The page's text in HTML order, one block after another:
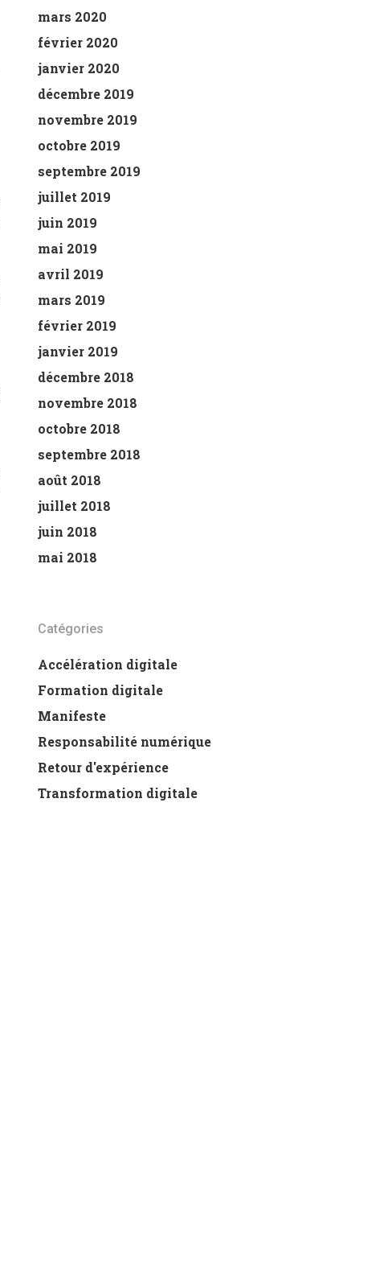
mars 2020
février 2020
janvier 2020
décembre 2019
novembre 2019
octobre 2019
septembre 2019
juillet 2019
juin 2019
mai 2019
avril 2019
mars 2019
février 2019
janvier 2019
décembre 2018
novembre 2018
octobre 2018
septembre 2018
août 2018
juillet 2018
juin 2018
mai 2018
Catégories
Accélération digitale
Formation digitale
Manifeste
Responsabilité numérique
Retour d'expérience
Transformation digitale